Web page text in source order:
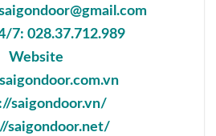
7: 028.37.712.989
Website
saigondoor.vn/
saigondoor.net/